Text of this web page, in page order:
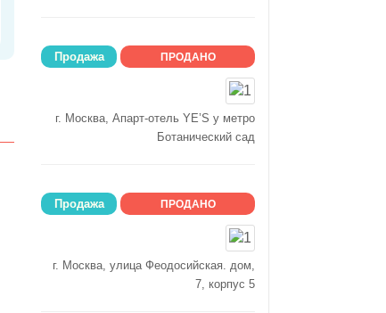
Продажа ПРОДАНО
г. Москва, Апарт-отель YE’S у метро
Ботанический сад
Продажа ПРОДАНО
г. Москва, улица Феодосийская. дом,
7, корпус 5